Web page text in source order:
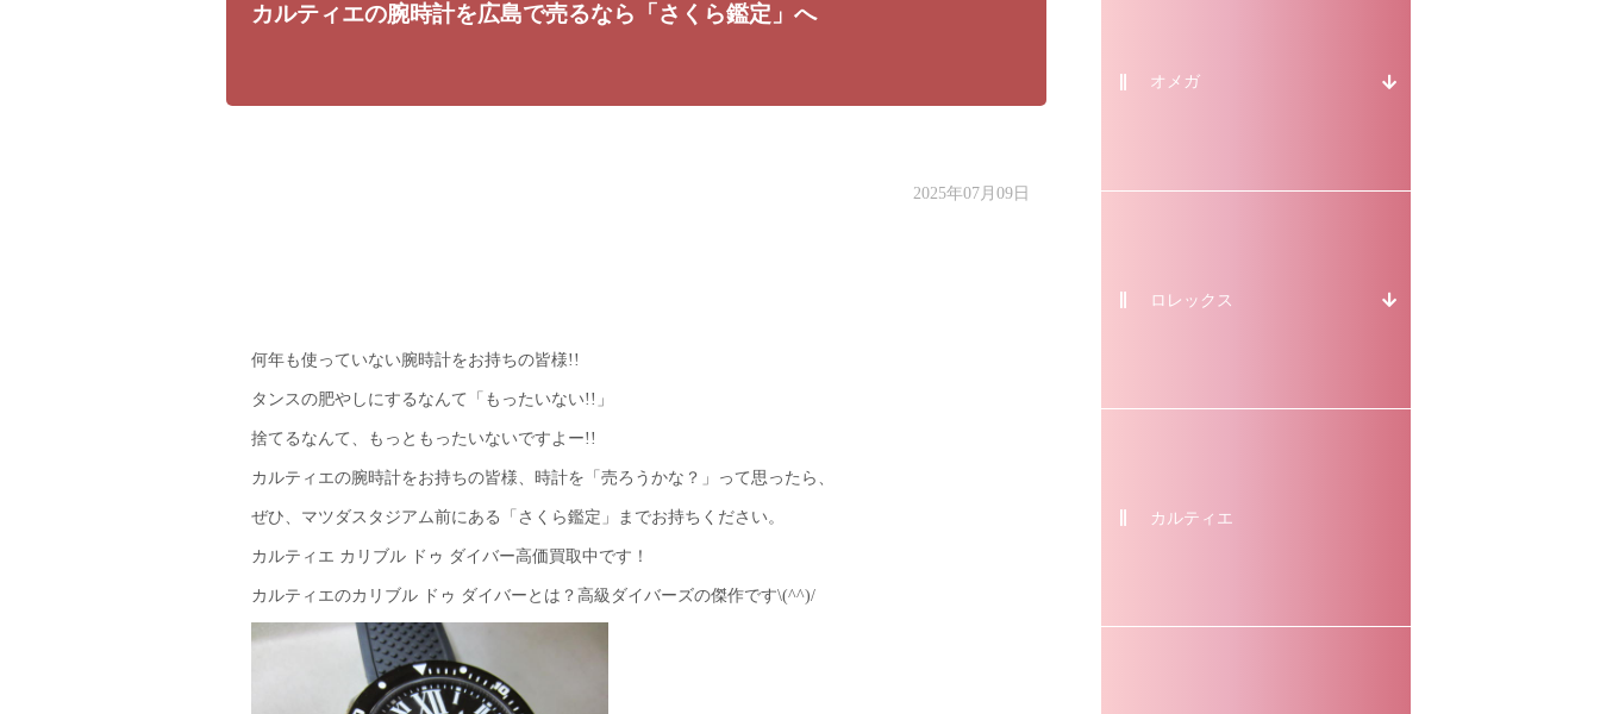
カルティエの腕時計を広島で売るなら「さくら鑑定」へ
2025年07月09日
何年も使っていない腕時計をお持ちの皆様!!
タンスの肥やしにするなんて「もったいない!!」
捨てるなんて、もっともったいないですよー!!
カルティエの腕時計をお持ちの皆様、時計を「売ろうかな？」って思ったら、
ぜひ、マツダスタジアム前にある「さくら鑑定」までお持ちください。
カルティエ カリブル ドゥ ダイバー高価買取中です！
カルティエのカリブル ドゥ ダイバーとは？高級ダイバーズの傑作です\(^^)/
オメガ
ロレックス
カルティエ